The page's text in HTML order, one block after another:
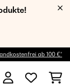
ab 100 €*